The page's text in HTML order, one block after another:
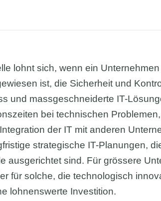
lohnt sich, wenn ein
ist, die Sicherheit und
und massgeschneiderte IT-
bei technischen
der IT mit anderen
strategische IT-Planungen,
ausgerichtet sind. Für grössere
für solche, die technologisch
lohnenswerte Investition.